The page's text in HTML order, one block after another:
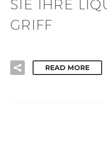
SIE IHRE
GRIFF
READ MORE